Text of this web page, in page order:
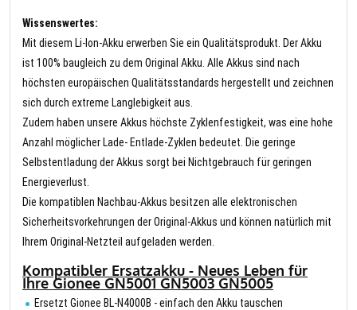
Wissenswertes:
Mit diesem Li-Ion-Akku erwerben Sie ein Qualitätsprodukt. Der Akku
ist 100% baugleich zu dem Original Akku. Alle Akkus sind nach
höchsten europäischen Qualitätsstandards hergestellt und zeichnen
sich durch extreme Langlebigkeit aus.
Zudem haben unsere Akkus höchste Zyklenfestigkeit, was eine hohe
Anzahl möglicher Lade- Entlade-Zyklen bedeutet. Die geringe
Selbstentladung der Akkus sorgt bei Nichtgebrauch für geringen
Energieverlust.
Die kompatiblen Nachbau-Akkus besitzen alle elektronischen
Sicherheitsvorkehrungen der Original-Akkus und können natürlich mit
Ihrem Original-Netzteil aufgeladen werden.
Kompatibler Ersatzakku - Neues Leben für
Ihre Gionee GN5001 GN5003 GN5005
Ersetzt Gionee BL-N4000B - einfach den Akku tauschen